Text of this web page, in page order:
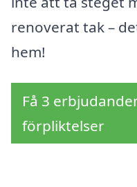
renoverat tak –
hem!
Få 3
förpliktelser